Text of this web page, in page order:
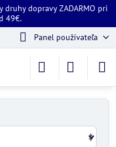
druhy dopravy ZADARMO pri
49€.
Panel používateľa